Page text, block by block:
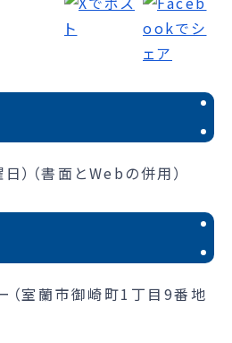
）（書面とWebの併用）
（室蘭市御崎町1丁目9番地